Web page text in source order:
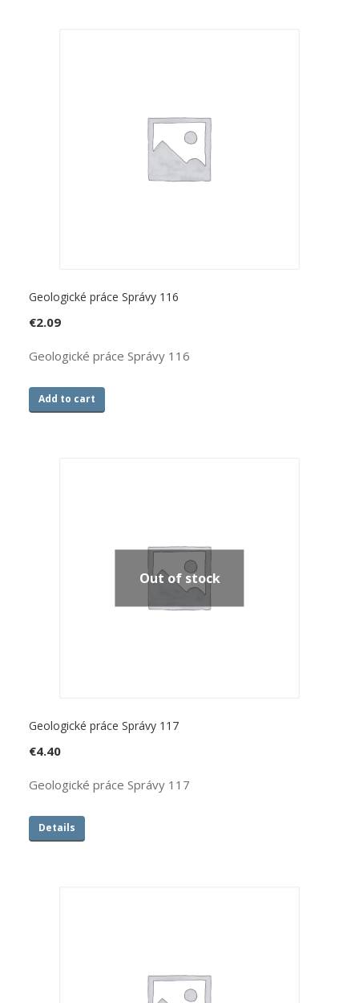
Geologické práce Správy 116
€2.09
Geologické práce Správy 116
Add to cart
Out of stock
Geologické práce Správy 117
€4.40
Geologické práce Správy 117
Details